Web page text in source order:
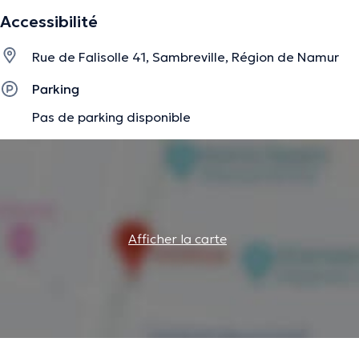
Accessibilité
Rue de Falisolle 41, Sambreville, Région de Namur
Parking
Pas de parking disponible
Afficher la carte